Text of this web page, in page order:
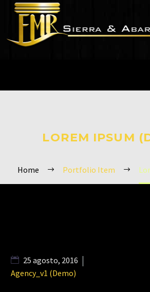
LOREM IPSUM
Home Portfolio Item
25 agosto, 2016
Agency_v1 (Demo)